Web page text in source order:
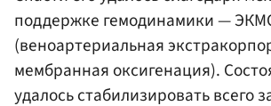
поддержке гемодинамики —
(веноартериальная
мембранная оксигенация).
удалось стабилизировать всего